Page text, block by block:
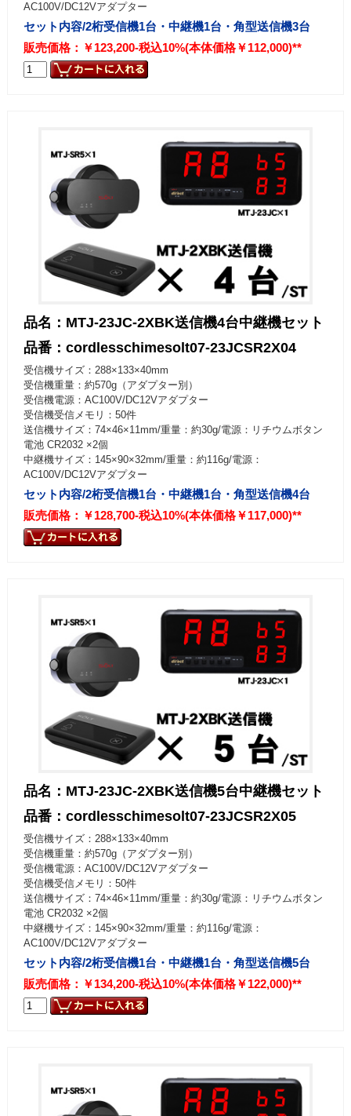
AC100V/DC12Vアダプター
セット内容/2桁受信機1台・中継機1台・角型送信機3台
販売価格：￥123,200-税込10%(本体価格￥112,000)**
品名：MTJ-23JC-2XBK送信機4台中継機セット
品番：cordlesschimesolt07-23JCSR2X04
受信機サイズ：288×133×40mm
受信機重量：約570g（アダプター別）
受信機電源：AC100V/DC12Vアダプター
受信機受信メモリ：50件
送信機サイズ：74×46×11mm/重量：約30g/電源：リチウムボタン
電池 CR2032 ×2個
中継機サイズ：145×90×32mm/重量：約116g/電源：
AC100V/DC12Vアダプター
セット内容/2桁受信機1台・中継機1台・角型送信機4台
販売価格：￥128,700-税込10%(本体価格￥117,000)**
品名：MTJ-23JC-2XBK送信機5台中継機セット
品番：cordlesschimesolt07-23JCSR2X05
受信機サイズ：288×133×40mm
受信機重量：約570g（アダプター別）
受信機電源：AC100V/DC12Vアダプター
受信機受信メモリ：50件
送信機サイズ：74×46×11mm/重量：約30g/電源：リチウムボタン
電池 CR2032 ×2個
中継機サイズ：145×90×32mm/重量：約116g/電源：
AC100V/DC12Vアダプター
セット内容/2桁受信機1台・中継機1台・角型送信機5台
販売価格：￥134,200-税込10%(本体価格￥122,000)**